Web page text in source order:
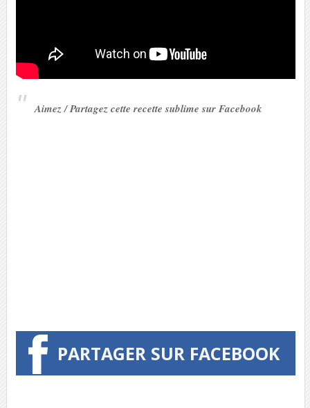
Aimez / Partagez cette recette sublime sur Facebook
PARTAGER SUR FACEBOOK